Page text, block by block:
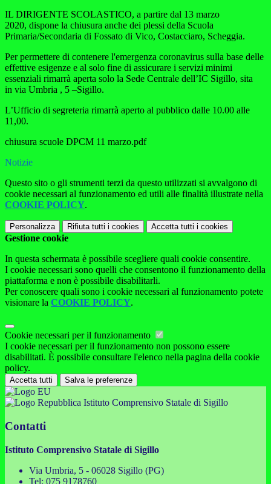
IL DIRIGENTE SCOLASTICO, a partire dal 13 marzo
2020, dispone la chiusura anche dei plessi della Scuola
Primaria/Secondaria di Fossato di Vico, Costacciaro, Scheggia.
Per permettere di contenere l'emergenza coronavirus sulla base delle
effettive esigenze e al solo fine di assicurare i servizi minimi
essenziali rimarrà aperta solo la Sede Centrale dell’IC Sigillo, sita
in via Umbria , 5 –Sigillo.
L’Ufficio di segreteria rimarrà aperto al pubblico dalle 10.00 alle
11,00.
chiusura scuole DPCM 11 marzo.pdf
Notizie
Questo sito o gli strumenti terzi da questo utilizzati si avvalgono di
cookie necessari al funzionamento ed utili alle finalità illustrate nella
COOKIE POLICY.
Personalizza Rifiuta tutti i cookies Accetta tutti i cookies
Gestione cookie
In questa schermata è possibile scegliere quali cookie consentire.
I cookie necessari sono quelli che consentono il funzionamento della
piattaforma e non è possibile disabilitarli.
Per conoscere quali sono i cookie necessari al funzionamento potete
visionare la COOKIE POLICY.
Cookie necessari per il funzionamento
I cookie necessari per il funzionamento non possono essere
disabilitati. È possibile consultare l'elenco nella pagina della cookie
policy.
Accetta tutti Salva le preferenze
Istituto Comprensivo Statale di Sigillo
Contatti
Istituto Comprensivo Statale di Sigillo
Via Umbria, 5 - 06028 Sigillo (PG)
Tel: 075 9178760